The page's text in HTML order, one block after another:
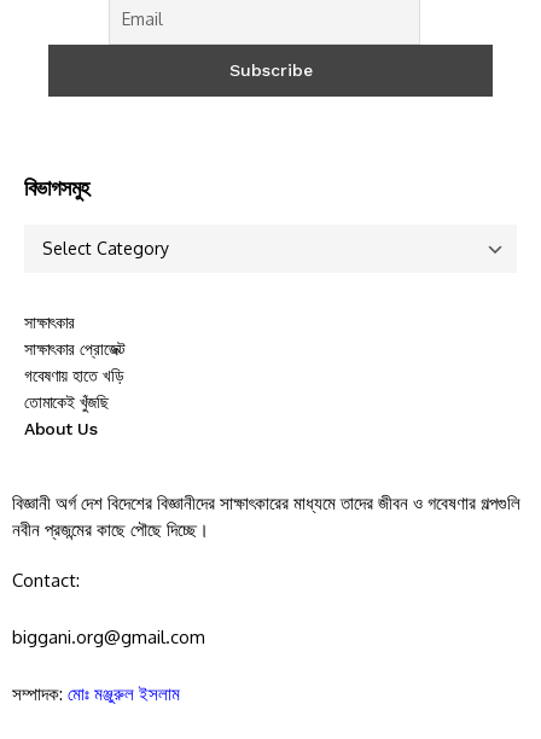
বিভাগসমুহ
সাক্ষাৎকার
সাক্ষাৎকার প্রোজেক্ট
গবেষণায় হাতে খড়ি
তোমাকেই খুঁজছি
About Us
বিজ্ঞানী অর্গ দেশ বিদেশের বিজ্ঞানীদের সাক্ষাৎকারের মাধ্যমে তাদের জীবন ও গবেষণার গল্পগুলি
নবীন প্রজন্মের কাছে পৌছে দিচ্ছে।
Contact:
biggani.org@gmail.com
সম্পাদক: মোঃ মঞ্জুরুল ইসলাম